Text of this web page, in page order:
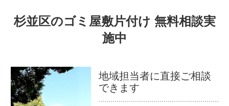
杉並区のゴミ屋敷片付け 無料相談実
施中
地域担当者に直接ご相談
できます